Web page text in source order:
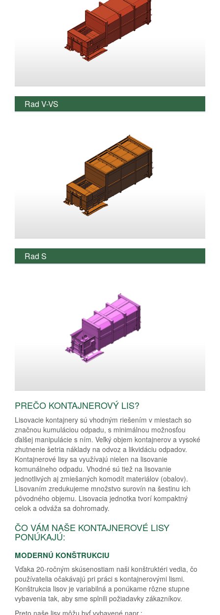
Rad V-VS
Rad S
PREČO KONTAJNEROVÝ LIS?
Lisovacie kontajnery sú vhodným riešením v miestach so
značnou kumuláciou odpadu, s minimálnou možnosťou
ďalšej manipulácie s ním. Veľký objem kontajnerov a vysoké
zhutnenie šetria náklady na odvoz a likvidáciu odpadov.
Kontajnerové lisy sa využívajú nielen na lisovanie
komunálneho odpadu. Vhodné sú tiež na lisovanie
jednotlivých aj zmiešaných komodít materiálov (obalov).
Lisovaním zredukujeme množstvo surovín na šestinu ich
pôvodného objemu. Lisovacia jednotka tvorí kompaktný
celok a odváža sa dohromady.
ČO VÁM NAŠE KONTAJNEROVÉ LISY
PONÚKAJÚ:
MODERNÚ KONŠTRUKCIU
Vďaka 20-ročným skúsenostiam naši konštruktéri vedia, čo
používatelia očakávajú pri práci s kontajnerovými lismi.
Konštrukcia lisov je variabilná a ponúkame rôzne stupne
vybavenia tak, aby sme splnili požiadavky zákazníkov.
Preto naše lisy môžu byť vybavené napr.: